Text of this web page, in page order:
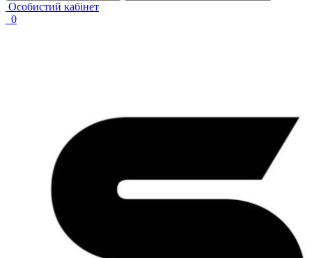
Особистий кабінет
0